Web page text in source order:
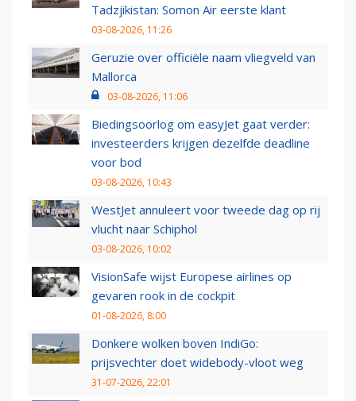
Tadzjikistan: Somon Air eerste klant
03-08-2026, 11:26
Geruzie over officiële naam vliegveld van
Mallorca
03-08-2026, 11:06
Biedingsoorlog om easyJet gaat verder:
investeerders krijgen dezelfde deadline
voor bod
03-08-2026, 10:43
WestJet annuleert voor tweede dag op rij
vlucht naar Schiphol
03-08-2026, 10:02
VisionSafe wijst Europese airlines op
gevaren rook in de cockpit
01-08-2026, 8:00
Donkere wolken boven IndiGo:
prijsvechter doet widebody-vloot weg
31-07-2026, 22:01